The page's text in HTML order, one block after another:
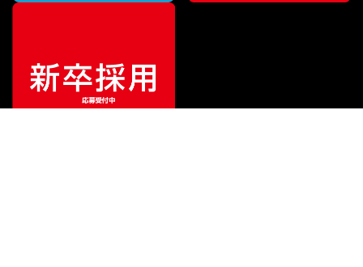
販売価格¥60,500（税込）